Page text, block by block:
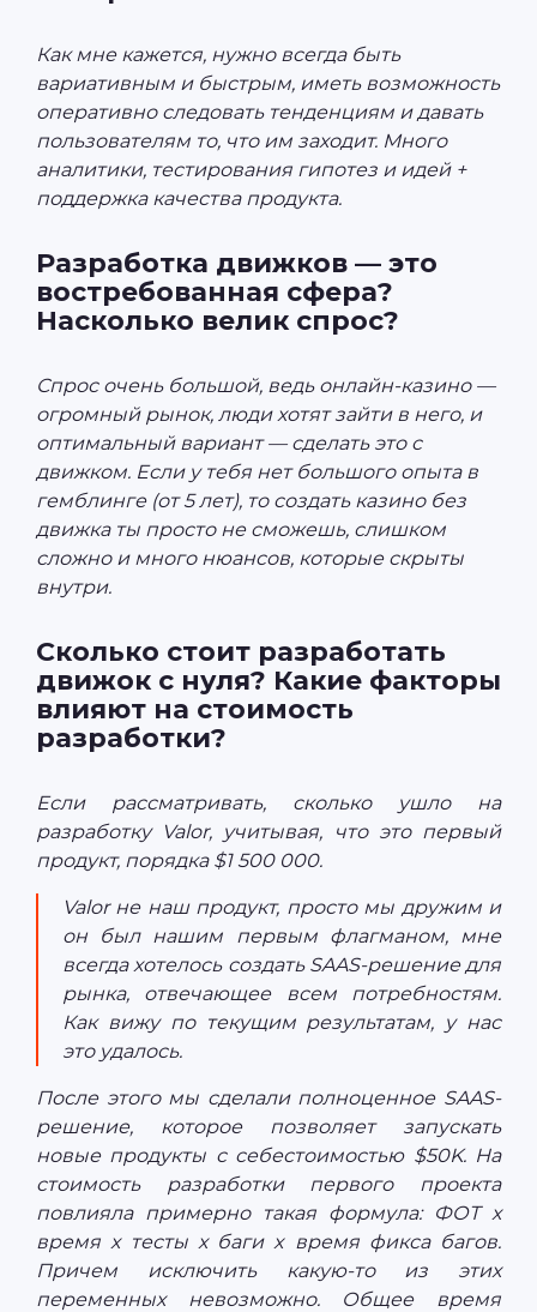
Как мне кажется, нужно всегда быть
вариативным и быстрым, иметь возможность
оперативно следовать тенденциям и давать
пользователям то, что им заходит. Много
аналитики, тестирования гипотез и идей +
поддержка качества продукта.
Разработка движков — это
востребованная сфера?
Насколько велик спрос?
Спрос очень большой, ведь онлайн-казино —
огромный рынок, люди хотят зайти в него, и
оптимальный вариант — сделать это с
движком. Если у тебя нет большого опыта в
гемблинге (от 5 лет), то создать казино без
движка ты просто не сможешь, слишком
сложно и много нюансов, которые скрыты
внутри.
Сколько стоит разработать
движок с нуля? Какие факторы
влияют на стоимость
разработки?
Если рассматривать, сколько ушло на
разработку Valor, учитывая, что это первый
продукт, порядка $1 500 000.
Valor не наш продукт, просто мы дружим и
он был нашим первым флагманом, мне
всегда хотелось создать SAAS-решение для
рынка, отвечающее всем потребностям.
Как вижу по текущим результатам, у нас
это удалось.
После этого мы сделали полноценное SAAS-
решение, которое позволяет запускать
новые продукты с себестоимостью $50K. На
стоимость разработки первого проекта
повлияла примерно такая формула: ФОТ х
время х тесты х баги x время фикса багов.
Причем исключить какую-то из этих
переменных невозможно. Общее время